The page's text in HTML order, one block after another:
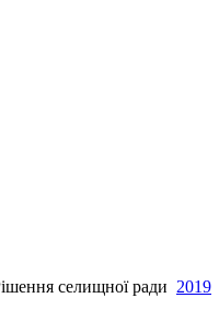
селищної ради 2019